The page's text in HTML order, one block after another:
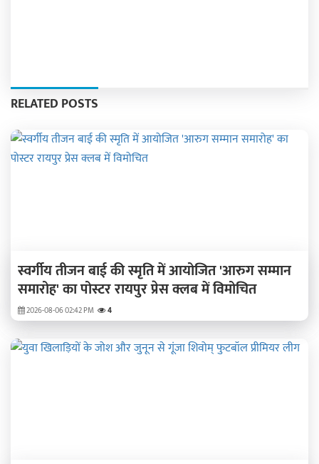
RELATED POSTS
स्वर्गीय तीजन बाई की स्मृति में आयोजित 'आरुग सम्मान
समारोह' का पोस्टर रायपुर प्रेस क्लब में विमोचित
2026-08-06 02:42 PM 4